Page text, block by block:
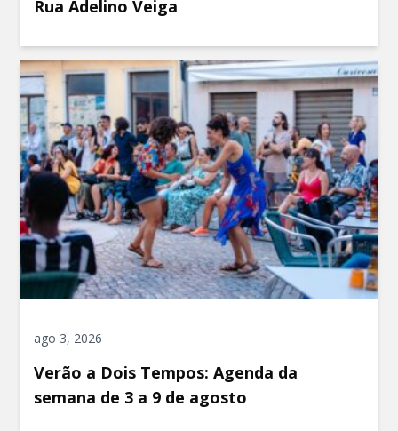
Rua Adelino Veiga
ago 3, 2026
Verão a Dois Tempos: Agenda da
semana de 3 a 9 de agosto